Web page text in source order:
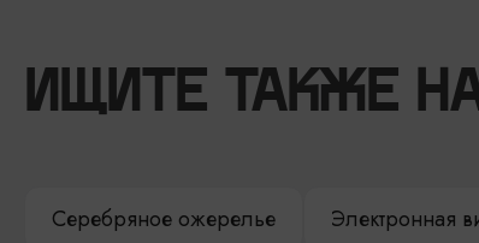
ИЩИТЕ ТАКЖЕ
Серебряное ожерелье Электронная